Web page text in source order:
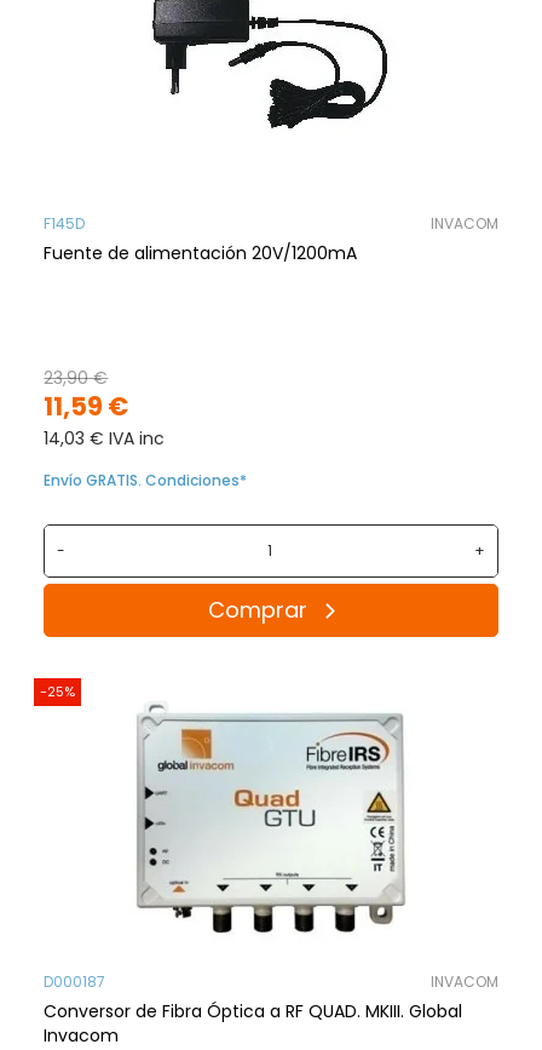
F145D INVACOM
Fuente de alimentación 20V/1200mA
11,59 €
23,90 €
14,03 € IVA inc
Envío GRATIS. Condiciones*
- +
Comprar
-25%
D000187 INVACOM
Conversor de Fibra Óptica a RF QUAD. MKIII. Global
Invacom